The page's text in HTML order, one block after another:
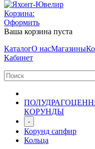
Корзина:
Оформить
Ваша корзина пуста
КаталогО насМагазины
Кабинет
КОРУНДЫ
-
Корунд сапфир
Кольца